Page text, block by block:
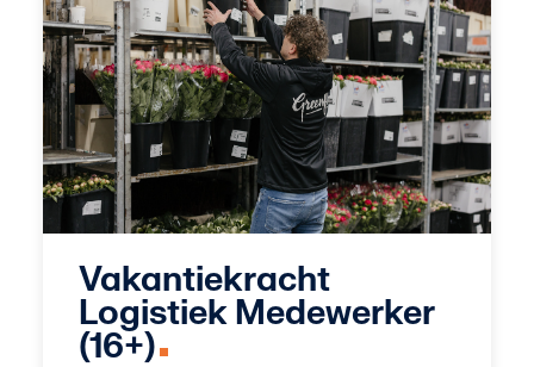
Vakantiekracht
Logistiek Medewerker
(16+)